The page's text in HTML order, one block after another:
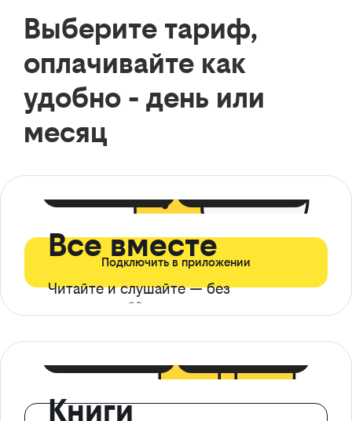
Выберите тариф,
оплачивайте как
удобно - день или
месяц
Все вместе
Читайте и слушайте — без
ограничений*
Подключить в приложении
Книги